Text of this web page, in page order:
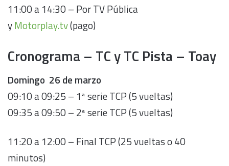
11:00 a 14:30 – Por TV Pública
yMotorplay.tv(pago)
Cronograma – TC y TC Pista – Toay
Domingo 26 de marzo
09:10 a 09:25 – 1ª serie TCP (5 vueltas)
09:35 a 09:50 – 2ª serie TCP (5 vueltas)
11:20 a 12:00 – Final TCP (25 vueltas o 40
minutos)